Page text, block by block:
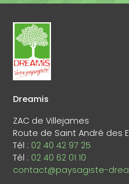
Dreamis
ZAC de Villejames
Route de Saint André des
Tél : 02 40 42 97 25
Tél : 02 40 62 01 10
contact@paysagiste-